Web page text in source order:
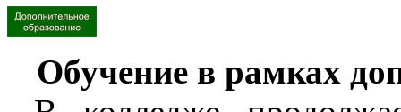
Обучение в рамках